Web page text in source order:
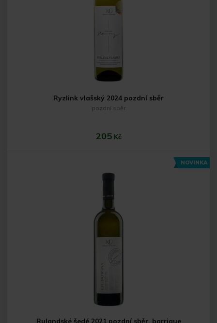
Do košíku
Ryzlink vlašský 2024 pozdní sběr
pozdní sběr
205 Kč
Rulandské šedé 2021 pozdní sběr, barrique
NOVINKA